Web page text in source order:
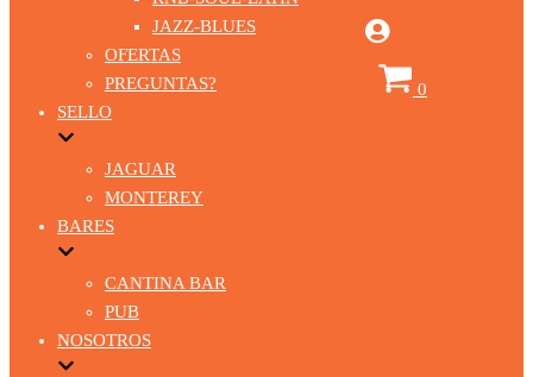
JAZZ-BLUES
OFERTAS
PREGUNTAS?
SELLO
JAGUAR
MONTEREY
BARES
CANTINA BAR
PUB
NOSOTROS
0